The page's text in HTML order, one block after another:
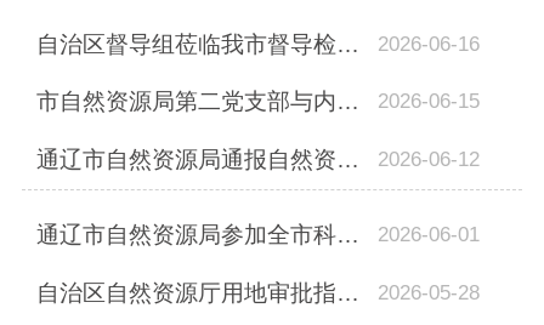
自治区督导组莅临我市督导检查耕地储备库项目建设工作 2026-06-16
市自然资源局第二党支部与内蒙古地调院通辽分院党支部与联合开展主题党... 2026-06-15
通辽市自然资源局通报自然资源执法督察发现14个违法违规典型问题 2026-06-12
通辽市自然资源局参加全市科技活动周科普展示 活动 2026-06-01
自治区自然资源厅用地审批指导组对通辽市开展批次用地审批业务专题培训 2026-05-28